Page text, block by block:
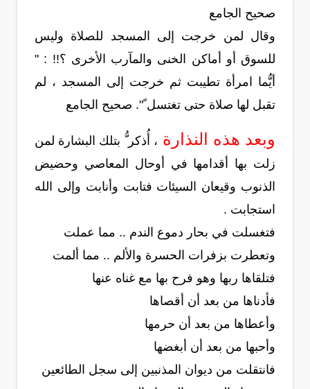
صحيح الجامع
وقال لمن خرجت إلى المسجد للصلاة وليس
للسوق أو أماكن الخنى والمآرب الأخرى ؟!! : "
أيُّما امرأة تطيبت ثم خرجت إلى المسجد ، لم
تقبل لها صلاة حتى تغتسل ً". صحيح الجامع
وبعد هذه النذارة ، أُذكر ُّ بتلك البشارة لمن
زلت بها أقدامها في أوحال المعاصي وحضيض
الذنوب وقيعان السيئات فتابت وأنابت وإلى الله
استجابت .
فتغسلت في بحار دموع الندم .. مما عملت
وتعطرت بزفرات الحسرة والألم .. مما ألمت
فتلقاها ربها وهو فرح بها مع غناه عنها
فأدناها من بعد أن أقصاها
وأعطاها من بعد أن حرمها
وأحبها من بعد أن أبغضها
فانتقلت من ديوان المذنبين إلى سجل الطائعين